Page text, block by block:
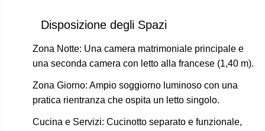
Disposizione degli Spazi
Zona Notte: Una camera matrimoniale principale e
una seconda camera con letto alla francese (1,40 m).
Zona Giorno: Ampio soggiorno luminoso con una
pratica rientranza che ospita un letto singolo.
Cucina e Servizi: Cucinotto separato e funzionale,